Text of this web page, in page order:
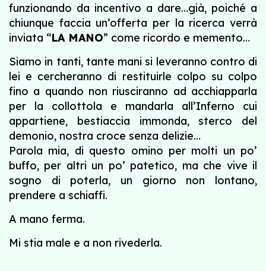
funzionando da incentivo a dare…già, poiché a
chiunque faccia un’offerta per la ricerca verrà
inviata “LA MANO” come ricordo e memento…
Siamo in tanti, tante mani si leveranno contro di
lei e cercheranno di restituirle colpo su colpo
fino a quando non riusciranno ad acchiapparla
per la collottola e mandarla all’Inferno cui
appartiene, bestiaccia immonda, sterco del
demonio, nostra croce senza delizie…
Parola mia, di questo omino per molti un po’
buffo, per altri un po’ patetico, ma che vive il
sogno di poterla, un giorno non lontano,
prendere a schiaffi.
A mano ferma.
Mi stia male e a non rivederla.